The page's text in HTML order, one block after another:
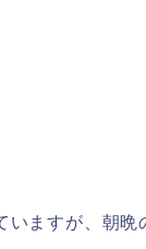
ますが、朝